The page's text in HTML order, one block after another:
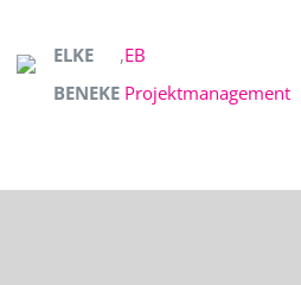
ELKE
BENEKE
,EB
Projektmanagement